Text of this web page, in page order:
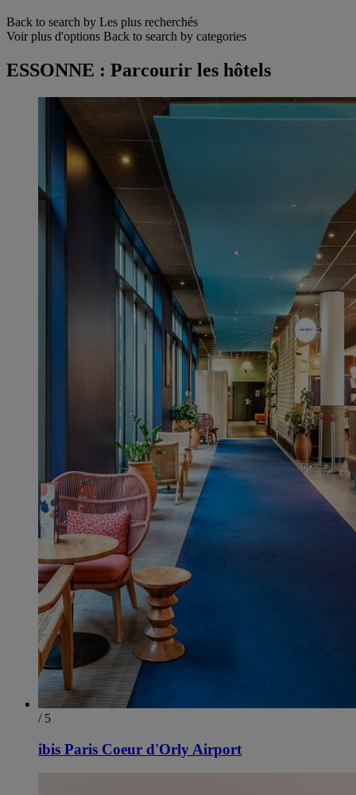
Back to search by Les plus recherchés
Voir plus d'options Back to search by categories
ESSONNE : Parcourir les hôtels
/ 5
ibis Paris Coeur d'Orly Airport